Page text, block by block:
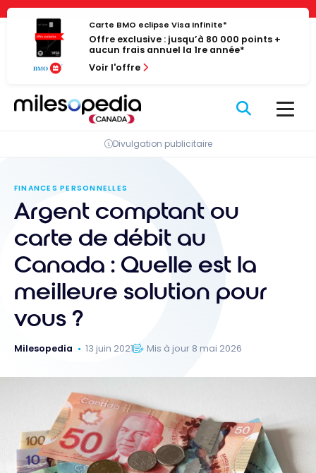
Panneau de gestion des cookies
Passer
contenu
Carte BMO eclipse Visa Infinite*
Offre exclusive : jusqu’à 80 000 points +
aucun frais annuel la 1re année*
Voir l'offre
Divulgation publicitaire
FINANCES PERSONNELLES
Argent comptant ou
carte de débit au
Canada : Quelle est la
meilleure solution pour
vous ?
Milesopedia 13 juin 2021 Mis à jour 8 mai 2026